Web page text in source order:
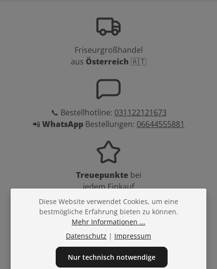
Friseurgroßhandel
aus Österreich 🇦🇹
📞 Bestellhotline: 031122121673
📲 WhatsApp Bestellungen: 06644555881
Treuepunkte bei
jedem Einkauf
Über 10.000
ProfiProdukte
Diese Website verwendet Cookies, um eine
bestmögliche Erfahrung bieten zu können.
Mehr Informationen ...
Datenschutz | Impressum
Nur technisch notwendige